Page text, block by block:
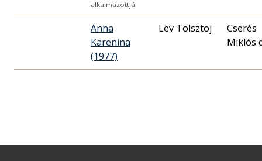
alkalmazottjá
Anna
Karenina
(1977)
Lev Tolsztoj
Cserés
Miklós